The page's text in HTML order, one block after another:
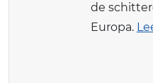
de
Europa.